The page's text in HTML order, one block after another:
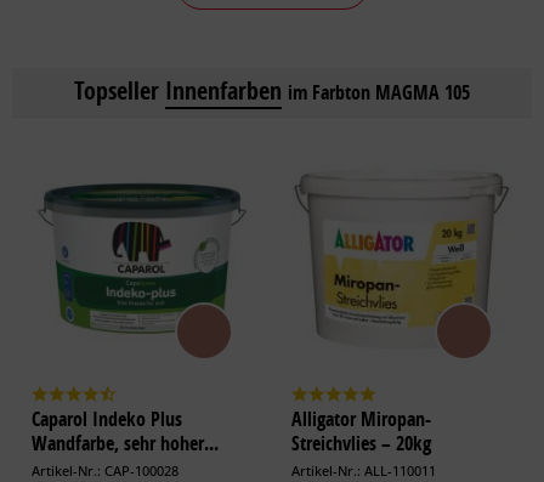
Topseller Innenfarben im Farbton MAGMA 105
Caparol Indeko Plus
Wandfarbe, sehr hoher...
Artikel-Nr.: CAP-100028
Alligator Miropan-
Streichvlies – 20kg
Artikel-Nr.: ALL-110011